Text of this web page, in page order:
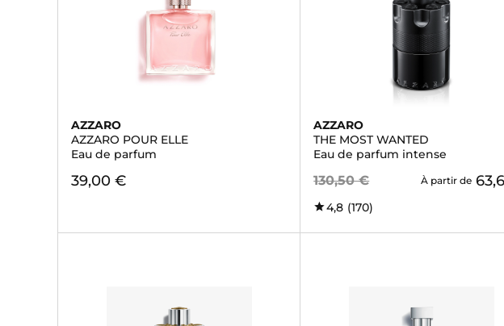
AZZARO
AZZARO POUR ELLE
Eau de parfum
39,00 €
AZZARO
THE MOST WANTED
Eau de parfum intense
130,50 € À partir de
4,8 (170)